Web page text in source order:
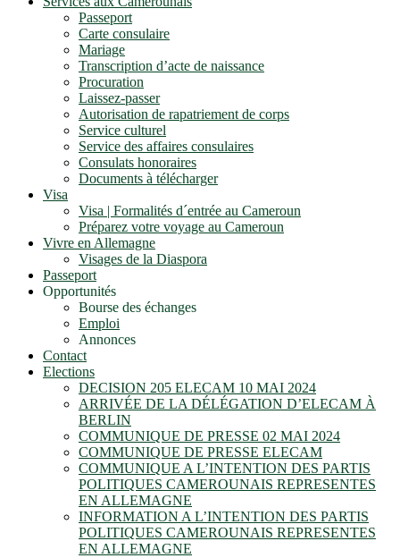
Passeport
Carte consulaire
Mariage
Transcription d’acte de naissance
Procuration
Laissez-passer
Autorisation de rapatriement de corps
Service culturel
Service des affaires consulaires
Consulats honoraires
Documents à télécharger
Visa
Visa | Formalités d´entrée au Cameroun
Préparez votre voyage au Cameroun
Vivre en Allemagne
Visages de la Diaspora
Passeport
Opportunités
Bourse des échanges
Emploi
Annonces
Contact
Elections
DECISION 205 ELECAM 10 MAI 2024
ARRIVÉE DE LA DÉLÉGATION D’ELECAM À
BERLIN
COMMUNIQUE DE PRESSE 02 MAI 2024
COMMUNIQUE DE PRESSE ELECAM
COMMUNIQUE A L’INTENTION DES PARTIS
POLITIQUES CAMEROUNAIS REPRESENTES
EN ALLEMAGNE
INFORMATION A L’INTENTION DES PARTIS
POLITIQUES CAMEROUNAIS REPRESENTES
EN ALLEMAGNE